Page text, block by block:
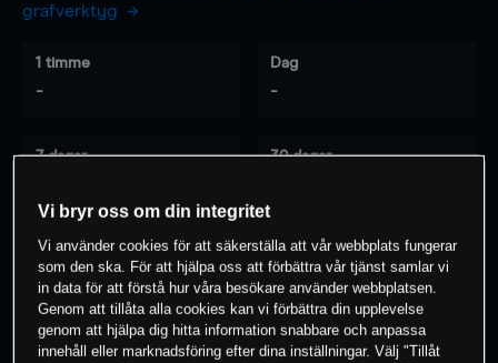
grafverktyg
1 timme
-
Dag
-
7 dagar 30 dagar
0% av kunderna har en position i detta
instrument
Vi bryr oss om din integritet
Vi använder cookies för att säkerställa att vår webbplats fungerar
som den ska. För att hjälpa oss att förbättra vår tjänst samlar vi
in data för att förstå hur våra besökare använder webbplatsen.
Genom att tillåta alla cookies kan vi förbättra din upplevelse
genom att hjälpa dig hitta information snabbare och anpassa
innehåll eller marknadsföring efter dina inställningar. Välj "Tillåt